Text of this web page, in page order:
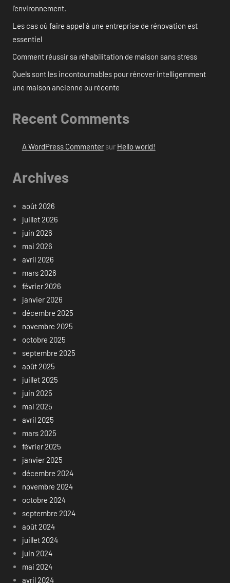
l’environnement.
Les cas où faire appel à une entreprise de rénovation est
essentiel
Comment réussir sa réhabilitation de maison sans stress
Quels sont les incontournables pour rénover intelligemment
une maison ancienne ou récente
Recent Comments
A WordPress Commentersur Hello world!
Archives
août 2026
juillet 2026
juin 2026
mai 2026
avril 2026
mars 2026
février 2026
janvier 2026
décembre 2025
novembre 2025
octobre 2025
septembre 2025
août 2025
juillet 2025
juin 2025
mai 2025
avril 2025
mars 2025
février 2025
janvier 2025
décembre 2024
novembre 2024
octobre 2024
septembre 2024
août 2024
juillet 2024
juin 2024
mai 2024
avril 2024